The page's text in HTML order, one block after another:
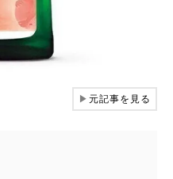
▶元記事を見る